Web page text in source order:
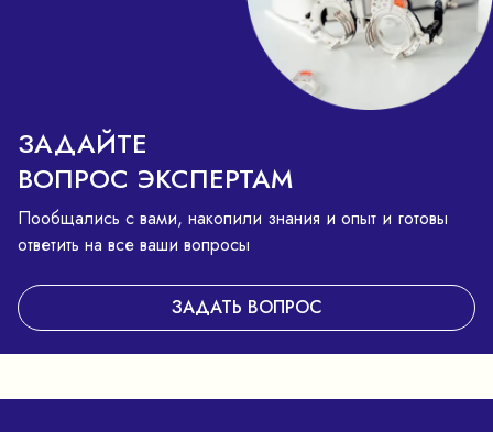
ЗАДАЙТЕ
ВОПРОС ЭКСПЕРТАМ
Пообщались с вами, накопили знания и опыт и готовы
ответить на все ваши вопросы
ЗАДАТЬ ВОПРОС